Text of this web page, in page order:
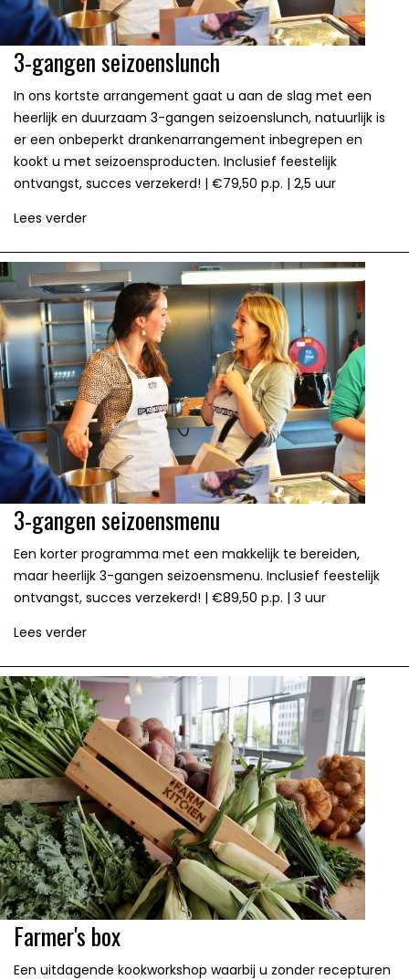
3-gangen seizoenslunch
In ons kortste arrangement gaat u aan de slag met een
heerlijk en duurzaam 3-gangen seizoenslunch, natuurlijk is
er een onbeperkt drankenarrangement inbegrepen en
kookt u met seizoensproducten. Inclusief feestelijk
ontvangst, succes verzekerd! | €79,50 p.p. | 2,5 uur
Lees verder
3-gangen seizoensmenu
Een korter programma met een makkelijk te bereiden,
maar heerlijk 3-gangen seizoensmenu. Inclusief feestelijk
ontvangst, succes verzekerd! | €89,50 p.p. | 3 uur
Lees verder
Farmer's box
Een uitdagende kookworkshop waarbij u zonder recepturen